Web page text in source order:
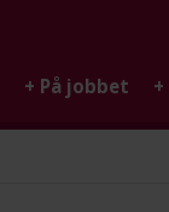
+ På jobbet +